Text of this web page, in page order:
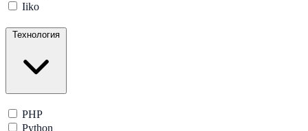
Iiko
Технология
PHP
Python